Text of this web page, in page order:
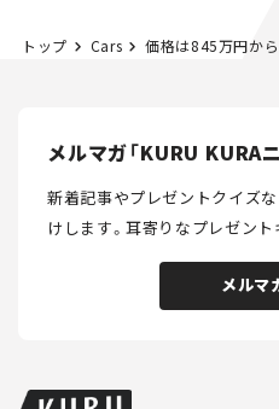
トップ Cars 価格は845万円から！ GRヤリスの特別仕様車「モリゾウRR」「オジエ エディション」が各100台限定販売！ 抽選応募受付は6月
メルマガ「KURU KURA
新着記事やプレゼントクイズ
けします。耳寄りなプレゼント
メルマ